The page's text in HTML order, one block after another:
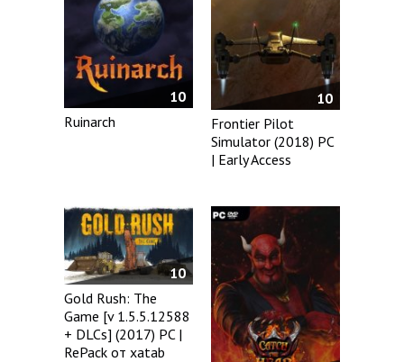
10
Ruinarch
10
Frontier Pilot
Simulator (2018) PC
| Early Access
10
Gold Rush: The
Game [v 1.5.5.12588
+ DLCs] (2017) PC |
RePack от xatab